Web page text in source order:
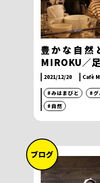
豊かな自然
MIROKU／
2021/12/20 Cafè
#みはまびと #グ
#自然
ブログ